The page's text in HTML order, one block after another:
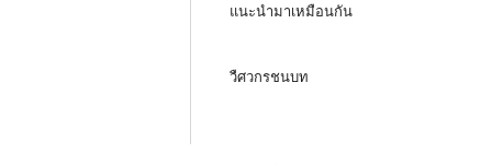
แนะนำมาเหมือนกัน
วืศวกรชนบท